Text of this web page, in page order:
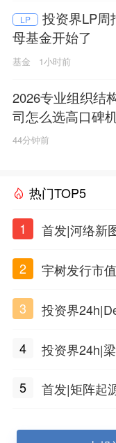
LP
投资界LP周
母基金开始了
基金 1小时前
2026专业组织结
司怎么选高口碑
44分钟前
热门TOP5
1
首发|河络新
2
宇树发行市
3
投资界
4
投资界24h|
5
首发|矩阵起